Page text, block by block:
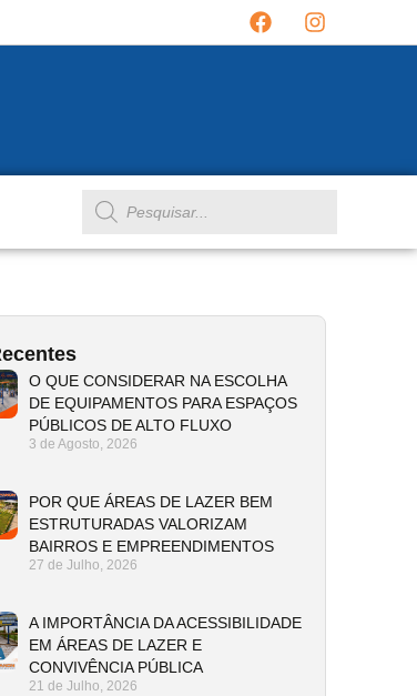
O QUE CONSIDERAR NA ESCOLHA
DE EQUIPAMENTOS PARA ESPAÇOS
PÚBLICOS DE ALTO FLUXO
3 de Agosto, 2026
POR QUE ÁREAS DE LAZER BEM
ESTRUTURADAS VALORIZAM
BAIRROS E EMPREENDIMENTOS
27 de Julho, 2026
A IMPORTÂNCIA DA ACESSIBILIDADE
EM ÁREAS DE LAZER E
CONVIVÊNCIA PÚBLICA
21 de Julho, 2026